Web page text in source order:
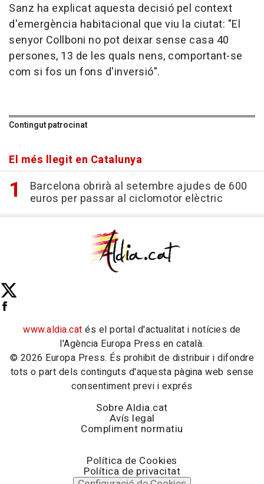
Sanz ha explicat aquesta decisió pel context
d'emergència habitacional que viu la ciutat: "El
senyor Collboni no pot deixar sense casa 40
persones, 13 de les quals nens, comportant-se
com si fos un fons d'inversió".
Contingut patrocinat
El més llegit en Catalunya
Barcelona obrirà al setembre ajudes de 600
euros per passar al ciclomotor elèctric
www.aldia.cat és el portal d'actualitat i notícies de
l'Agència Europa Press en català.
© 2026 Europa Press. És prohibit de distribuir i difondre
tots o part dels continguts d'aquesta pàgina web sense
consentiment previ i exprés
Sobre Aldia.cat
Avís legal
Compliment normatiu
Política de Cookies
Política de privacitat